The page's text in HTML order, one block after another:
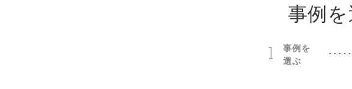
事例
1
事例を
選ぶ